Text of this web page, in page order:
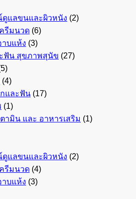
แลขนและผิวหนัง (2)
รีมนวด (6)
บแห้ง (3)
ฟัน สุขภาพสุนัข (27)
(4)
และฟัน (17)
(1)
ามิน และ อาหารเสริม (1)
แลขนและผิวหนัง (2)
รีมนวด (4)
บแห้ง (3)